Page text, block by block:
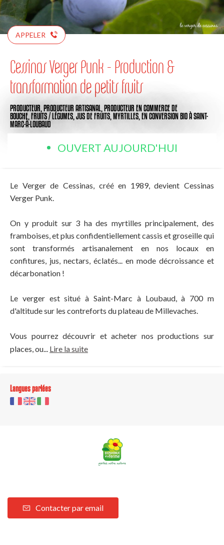
APPELER
Cessinas Verger Punk - Production &
transformation de petits fruits
PRODUCTEUR, PRODUCTEUR ARTISANAL, PRODUCTEUR EN COMMERCE DE
BOUCHE, FRUITS / LÉGUMES, JUS DE FRUITS, MYRTILLES, EN CONVERSION BIOÀ SAINT-
MARC-À-LOUBAUD
OUVERT AUJOURD'HUI
Le Verger de Cessinas, créé en 1989, devient Cessinas
Verger Punk.
On y produit sur 3 ha des myrtilles principalement, des
framboises, et plus confidentiellement cassis et groseille qui
sont transformés artisanalement en nos locaux en
confitures, jus, nectars, éclatés... en mode décroissance et
décarbonation !
Le verger est situé à Saint-Marc à Loubaud, à 700 m
d'altitude sur les contreforts du plateau de Millevaches.
Vous pourrez découvrir et acheter nos productions sur
places, ou... Lire la suite
Langues parlées
Contacter par email